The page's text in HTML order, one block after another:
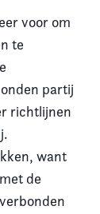
voor om
te
partij
richtlijnen
want
de